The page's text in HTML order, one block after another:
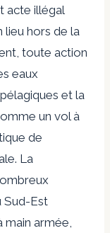
acte illégal
lieu hors de la
toute action
eaux
et la
un vol à
de
La
Sud-Est
armée,